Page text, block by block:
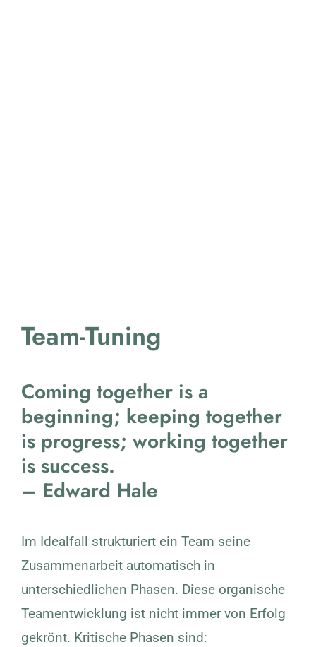
Team-Tuning
Coming together is a
beginning; keeping together
is progress; working together
is success.
– Edward Hale
Im Idealfall strukturiert ein Team seine
Zusammenarbeit automatisch in
unterschiedlichen Phasen. Diese organische
Teamentwicklung ist nicht immer von Erfolg
gekrönt. Kritische Phasen sind: